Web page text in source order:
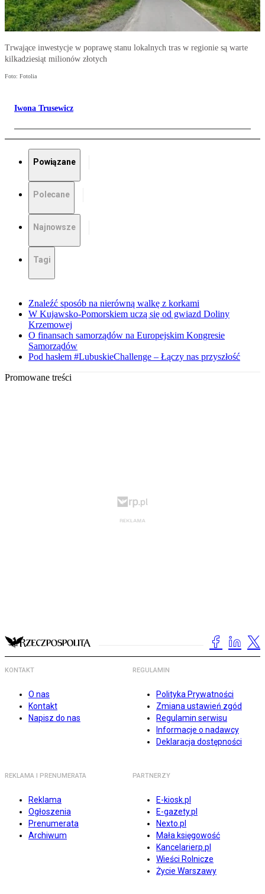
Trwające inwestycje w poprawę stanu lokalnych tras w regionie są warte
kilkadziesiąt milionów złotych
Foto: Fotolia
Iwona Trusewicz
Powiązane
Polecane
Najnowsze
Tagi
Znaleźć sposób na nierówną walkę z korkami
W Kujawsko-Pomorskiem uczą się od gwiazd Doliny
Krzemowej
O finansach samorządów na Europejskim Kongresie
Samorządów
Pod hasłem #LubuskieChallenge – Łączy nas przyszłość
Promowane treści
KONTAKT
O nas
Kontakt
Napisz do nas
REGULAMIN
Polityka Prywatności
Zmiana ustawień zgód
Regulamin serwisu
Informacje o nadawcy
Deklaracja dostępności
REKLAMA I PRENUMERATA
Reklama
Ogłoszenia
Prenumerata
Archiwum
PARTNERZY
E-kiosk.pl
E-gazety.pl
Nexto.pl
Mała księgowość
Kancelarierp.pl
Wieści Rolnicze
Życie Warszawy